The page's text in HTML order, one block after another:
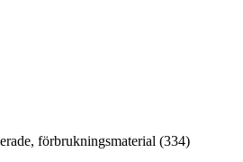
förbrukningsmaterial (334)